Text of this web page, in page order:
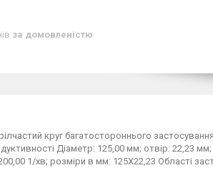
за домовленістю
круг багатостороннього
Діаметр: 125,00 мм; отвір: 22,23 мм;
1/хв; розміри в мм: 125X22,23 Області